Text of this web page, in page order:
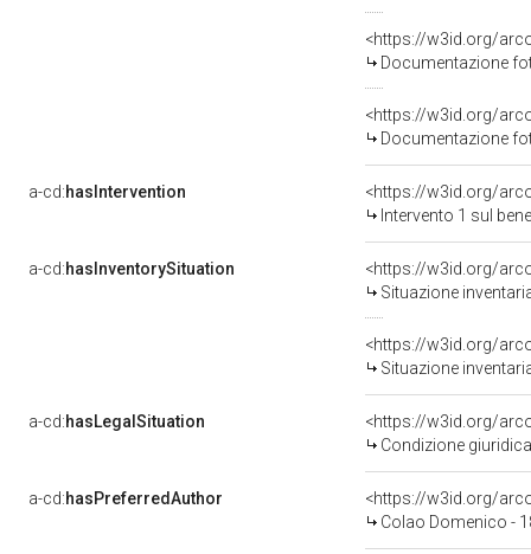
Documentazione
Documentazione
a-cd:hasIntervention
<https://w3id.org/
Intervento 1 sul
a-cd:hasInventorySituation
<https://w3id.org/
Situazione
<https://w3id.org/
Situazione
a-cd:hasLegalSituation
<https://w3id.org/
Condizione
a-cd:hasPreferredAuthor
<https://w3id.org/
Colao Domenico -